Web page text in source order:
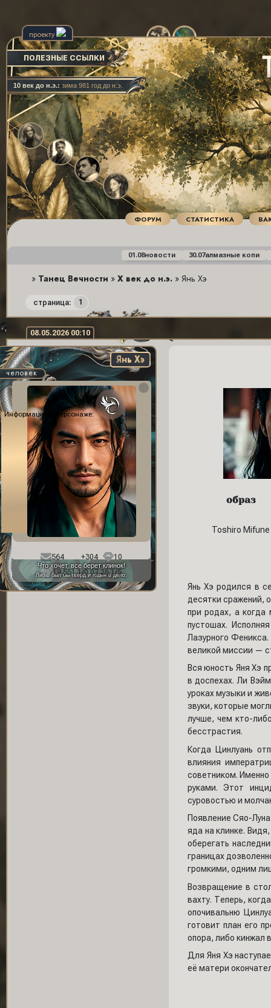
01.08новости 30.07алмазные копи
ПОЛЕЗНЫЕ ССЫЛКИ
10 век до н.э.: зима 981 год до н.э.
проекту
ФОРУМ СТАТИСТИКА
» Танец Вечности » X век до н.э. » Янь Хэ
страница: 1
08.05.2026 00:10
Янь Хэ
человек
Информация о персонаже:
Что хочет, все берет клинок!
Лишь был бы тверд и годен в дело.
564 +304
10
19 551,1/0 07.26,1/5
образ
Toshiro Mifune
Янь Хэ родился в
десятки сражений,
при родах, а когда
пустошах.
Лазурного
великой миссии —
Вся юность Яня Хэ
в доспехах. Ли
уроках музыки и
звуки, которые
лучше, чем кто-
бесстрастия.
Когда Цинлуань
влияния
советником. Именно
руками. Этот
суровостью и
Появление Сяо-
яда на клинке.
оберегать
границах
громкими, одним
Возвращение в
вахту. Теперь,
опочивальню
готовит план его
опора, либо кинжал
Для Яня Хэ
её матери